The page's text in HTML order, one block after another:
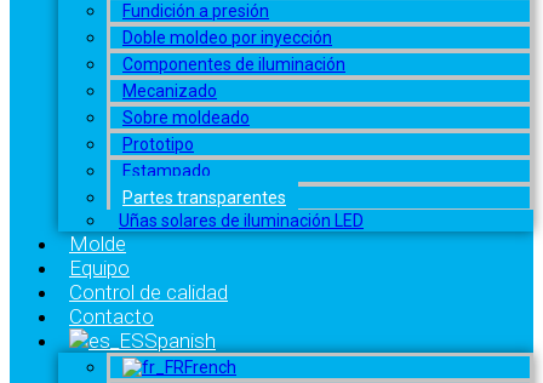
Fundición a presión
Doble moldeo por inyección
Componentes de iluminación
Mecanizado
Sobre moldeado
Prototipo
Estampado
Partes transparentes
Uñas solares de iluminación LED
Molde
Equipo
Control de calidad
Contacto
Spanish
French